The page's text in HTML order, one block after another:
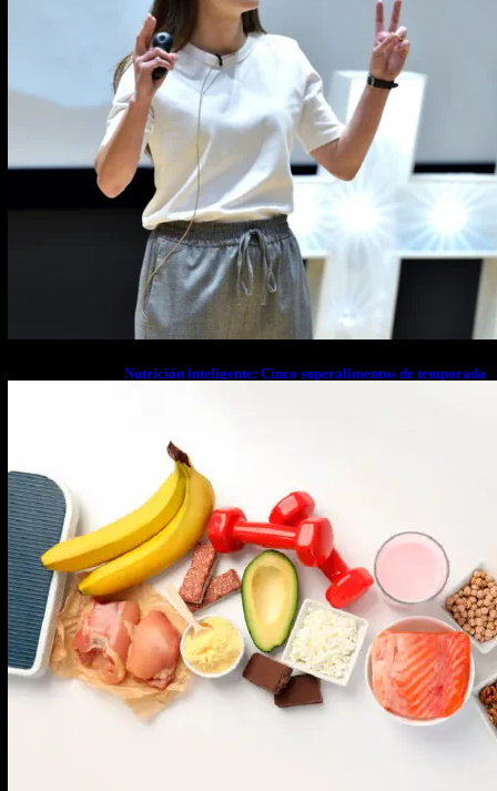
Nutrición inteligente: Cinco superalimentos de temporada